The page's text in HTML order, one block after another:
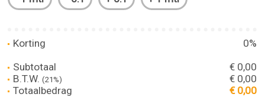
Korting
0%
Subtotaal
€ 0,00
B.T.W.(21%)
€ 0,00
Totaalbedrag
€ 0,00